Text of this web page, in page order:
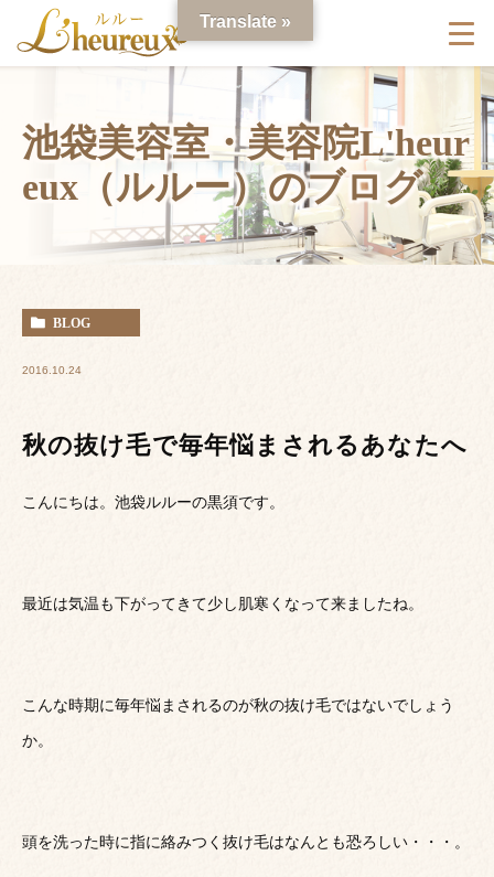
池袋美容室・美容院L'heur
eux（ルルー）のブログ
BLOG
2016.10.24
秋の抜け毛で毎年悩まされるあなたへ
こんにちは。池袋ルルーの黒須です。
最近は気温も下がってきて少し肌寒くなって来ましたね。
こんな時期に毎年悩まされるのが秋の抜け毛ではないでしょう
か。
頭を洗った時に指に絡みつく抜け毛はなんとも恐ろしい・・・。
Translate »